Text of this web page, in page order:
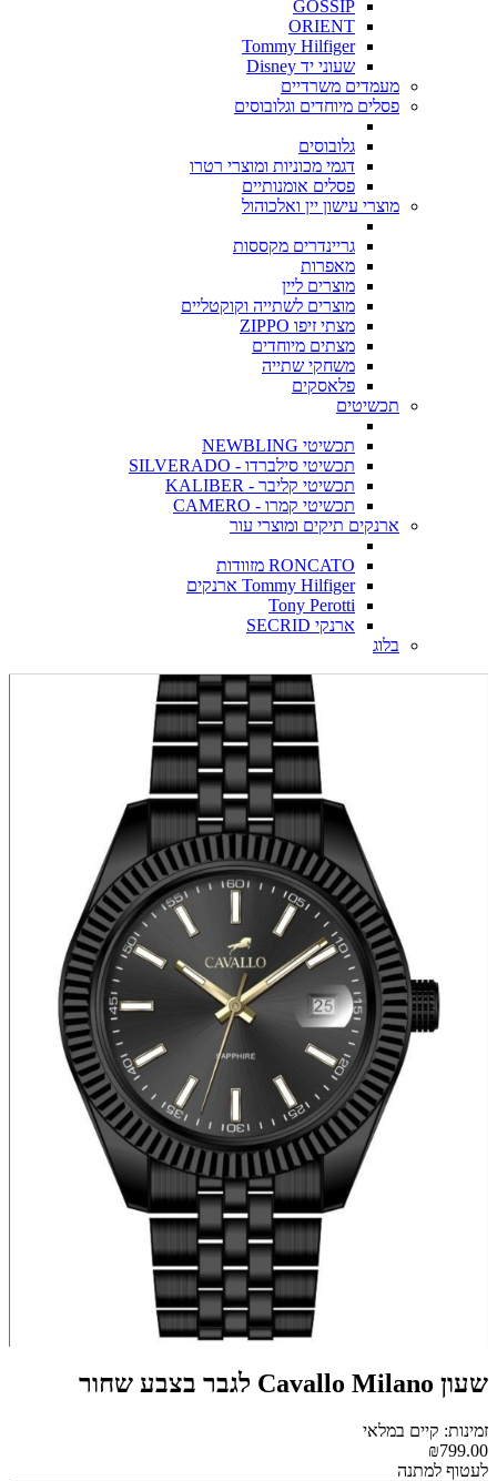
GOSSIP
ORIENT
Tommy Hilfiger
שעוני יד Disney
מעמדים משרדיים
פסלים מיוחדים וגלובוסים
גלובוסים
דגמי מכוניות ומוצרי רטרו
פסלים אומנותיים
מוצרי עישון יין ואלכוהול
גריינדרים מקססות
מאפרות
מוצרים ליין
מוצרים לשתייה וקוקטליים
מצתי זיפו ZIPPO
מצתים מיוחדים
משחקי שתייה
פלאסקים
תכשיטים
תכשיטי NEWBLING
תכשיטי סילברדו - SILVERADO
תכשיטי קליבר - KALIBER
תכשיטי קמרו - CAMERO
ארנקים תיקים ומוצרי עור
RONCATO מזוודות
Tommy Hilfiger ארנקים
Tony Perotti
ארנקי SECRID
בלוג
שעון Cavallo Milano לגבר בצבע שחור
זמינות: קיים במלאי
₪799.00
לעטוף למתנה